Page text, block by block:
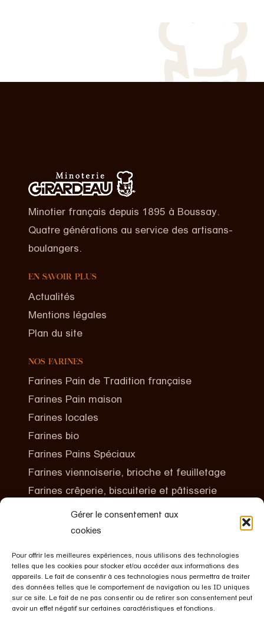
Gérer le consentement aux
cookies
Pour offrir les meilleures expériences, nous utilisons des technologies
telles que les cookies pour stocker et/ou accéder aux informations des
appareils. Le fait de consentir à ces technologies nous permettra de traiter
des données telles que le comportement de navigation ou les ID uniques
sur ce site. Le fait de ne pas consentir ou de retirer son consentement peut
avoir un effet négatif sur certaines caractéristiques et fonctions.
Minotier français depuis 1895 à Boussay.
Quatre générations au service des artisans-
boulangers.
EN SAVOIR PLUS
Actualités
Mentions légales
Plan du site
NOS FARINES
Farines Pain de Tradition française
Farines Pain maison
Farines locales
Farines bio
Farines Pains Spéciaux
Farines viennoiserie, brioche et feuilletage
Farines crêperie, biscuiterie et pâtisserie
CONTACTEZ-NOUS
Le Fromenteau
44190 BOUSSAY
FRANCE